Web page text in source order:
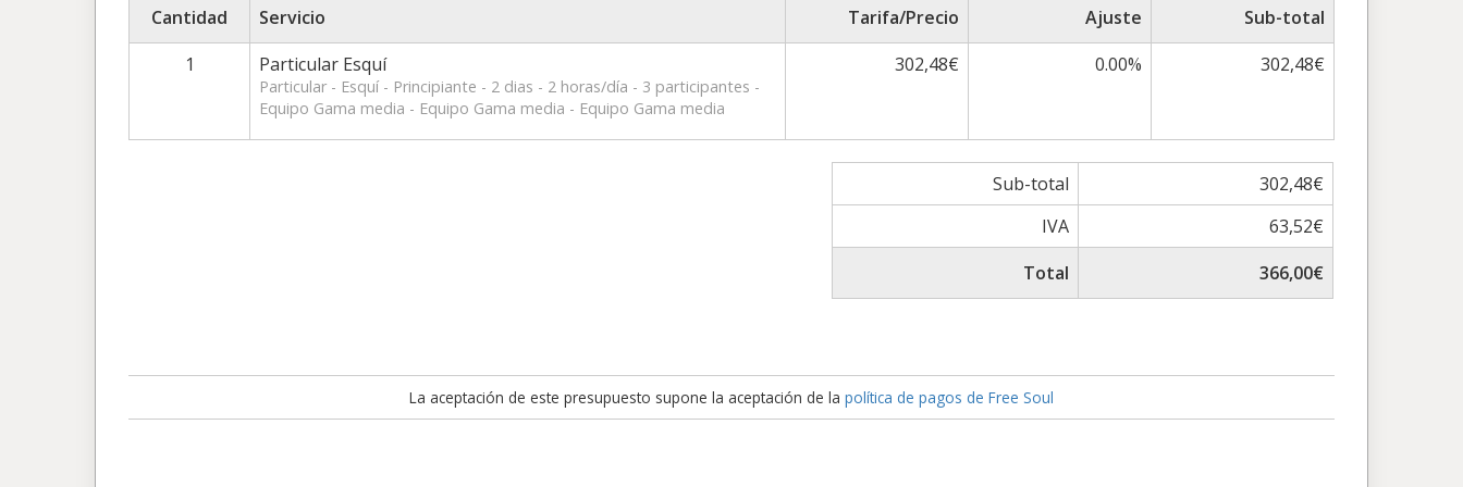
Cantidad Servicio Tarifa/Precio Ajuste
Sub-total
1
Particular Esquí
Particular - Esquí - Principiante - 2 dias - 2 horas/día - 3 participantes -
Equipo Gama media - Equipo Gama media - Equipo Gama media
302,48€ 0.00% 302,48€
Sub-total
302,48€
IVA
63,52€
Total
366,00€
La aceptación de este presupuesto supone la aceptación de la política de pagos de Free Soul